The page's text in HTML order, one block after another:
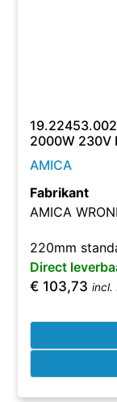
2000W 230V
AMICA
Fabrikant
AMICA
220mm
Direct
€ 103,73 incl.